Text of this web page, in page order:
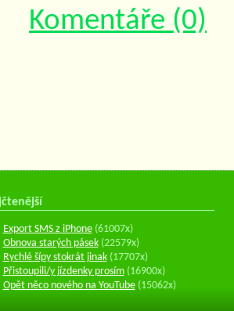
Komentáře (0)
Export SMS z iPhone(61007x)
Obnova starých pásek(22579x)
Rychlé šípy stokrát jinak(17707x)
Přistoupili/y jízdenky prosím(16900x)
Opět něco nového na YouTube(15062x)